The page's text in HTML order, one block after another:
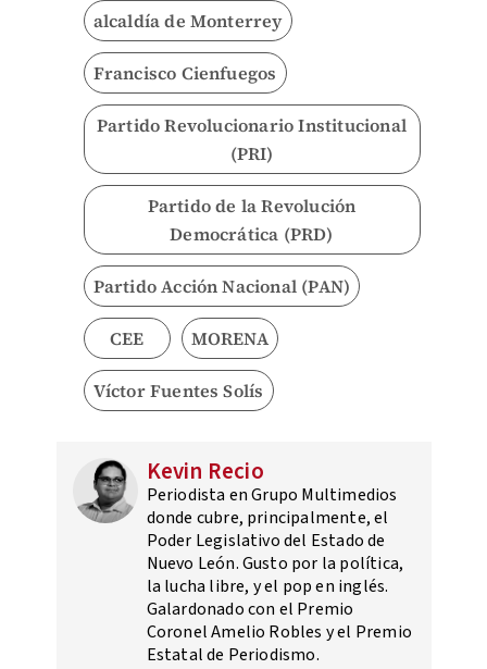
alcaldía de Monterrey
Francisco Cienfuegos
Partido Revolucionario Institucional
(PRI)
Partido de la Revolución
Democrática (PRD)
Partido Acción Nacional (PAN)
CEE MORENA
Víctor Fuentes Solís
Kevin Recio
Periodista en Grupo Multimedios
donde cubre, principalmente, el
Poder Legislativo del Estado de
Nuevo León. Gusto por la política,
la lucha libre, y el pop en inglés.
Galardonado con el Premio
Coronel Amelio Robles y el Premio
Estatal de Periodismo.